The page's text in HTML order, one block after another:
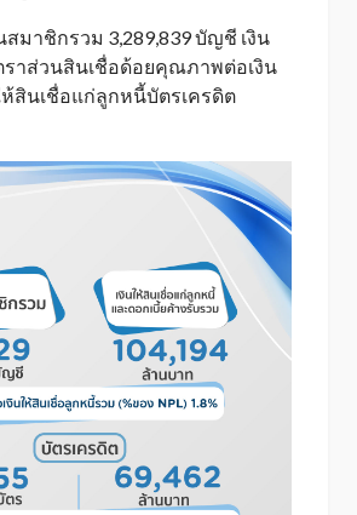
มาชิกรวม 3,289,839 บัญชี เงิน
ราส่วนสินเชื่อด้อยคุณภาพต่อเงิน
ห้สินเชื่อแก่ลูกหนี้บัตรเครดิต